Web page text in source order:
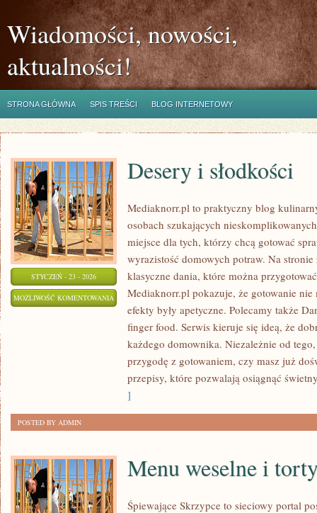
Wiadomości, nowości,
aktualności!
STRONA GŁÓWNA SPIS TREŚCI BLOG INTERNETOWY
STYCZEŃ - 23 - 2026
MOŻLIWOŚĆ KOMENTOWANIA DESERY
SŁODKOŚCI
Desery i słodkości
Mediaknorr.pl to praktyczny blog
osobach szukających
miejsce dla tych, którzy chcą gotować
wyrazistość domowych potraw. Na
klasyczne dania, które można
Mediaknorr.pl pokazuje, że gotowanie
efekty były apetyczne. Polecamy także
finger food. Serwis kieruje się ideą, że
każdego domownika. Niezależnie od
przygodę z gotowaniem, czy masz już
przepisy, które pozwalają osiągnąć
]
POSTED BY ADMIN
Menu weselne i
Śpiewające Skrzypce to sieciowy portal